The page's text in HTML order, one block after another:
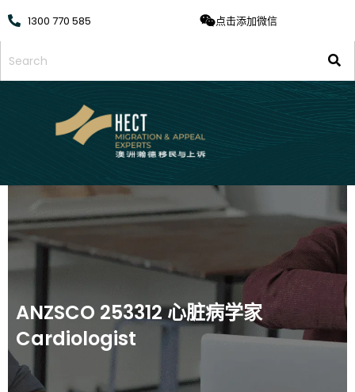
1300 770 585 点击添加微信
ANZSCO 253312 心脏病学家
Cardiologist